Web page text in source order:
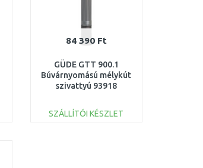
84 390 Ft
GÜDE GTT 900.1
Búvárnyomású mélykút
szivattyú 93918
SZÁLLÍTÓI KÉSZLET